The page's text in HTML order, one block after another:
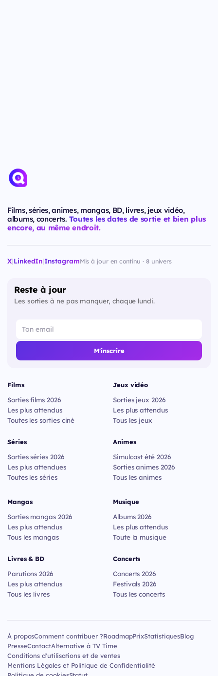
Films, séries, animes, mangas, BD, livres, jeux vidéo,
albums, concerts. Toutes les dates de sortie et bien plus
encore, au même endroit.
X|LinkedIn|InstagramMis à jour en continu · 8 univers
Reste à jour
Les sorties à ne pas manquer, chaque lundi.
M'inscrire
Films
Sorties films 2026
Les plus attendus
Toutes les sorties ciné
Séries
Sorties séries 2026
Les plus attendues
Toutes les séries
Jeux vidéo
Sorties jeux 2026
Les plus attendus
Tous les jeux
Animes
Simulcast été 2026
Sorties animes 2026
Tous les animes
Mangas
Sorties mangas 2026
Les plus attendus
Tous les mangas
Livres & BD
Parutions 2026
Les plus attendus
Tous les livres
Musique
Albums 2026
Les plus attendus
Toute la musique
Concerts
Concerts 2026
Festivals 2026
Tous les concerts
À proposComment contribuer ?RoadmapPrixStatistiquesBlog
PresseContactAlternative à TV Time
Conditions d'utilisations et de ventes
Mentions Légales et Politique de Confidentialité